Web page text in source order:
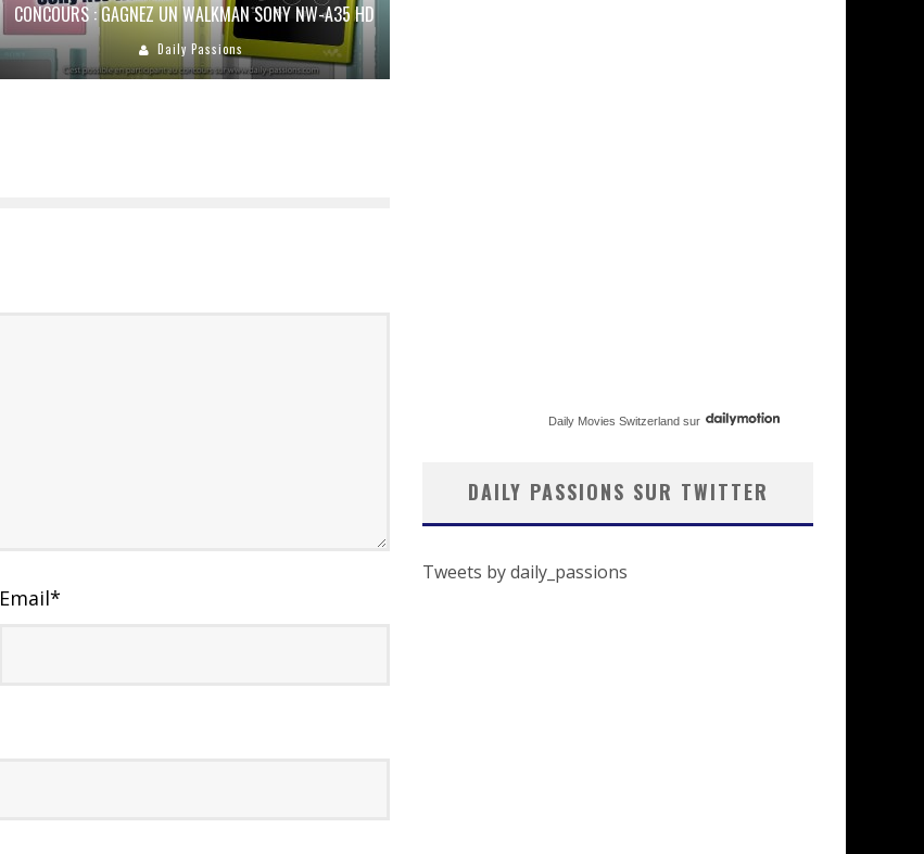
CONCOURS : GAGNEZ UN WALKMAN SONY NW-A35 HD
Daily Passions
Email*
Daily Movies Switzerland sur
DAILY PASSIONS SUR TWITTER
Tweets by daily_passions